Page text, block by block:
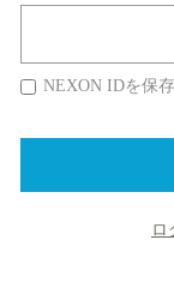
NEXON IDを保存
ロ